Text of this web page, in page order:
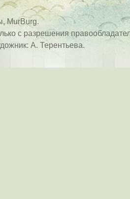
MurBurg.
с разрешения
А. Терентьева.